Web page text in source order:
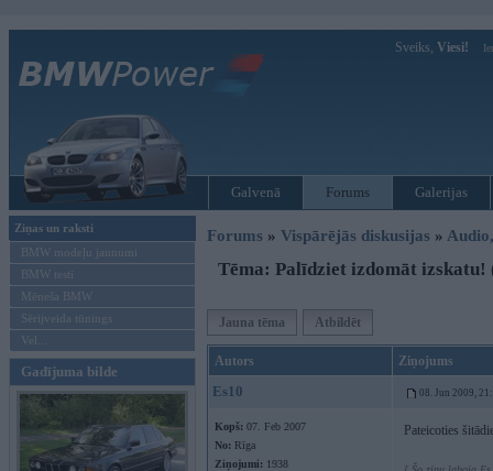
Sveiks, Viesi!
Galvenā Forums Galerijas
Ziņas un raksti
BMW modeļu jaunumi
BMW testi
Mēneša BMW
Sērijveida tūnings
Vel...
Gadījuma bilde
Forums » Vispārējās diskusijas »
Tēma: Palīdziet izdomāt izskatu!
Jauna tēma Atbildēt
Autors Ziņojums
Es10 08. Jun 2009,
Kopš: 07. Feb 2007
No: Rīga
Ziņojumi: 1938
Pateicoties